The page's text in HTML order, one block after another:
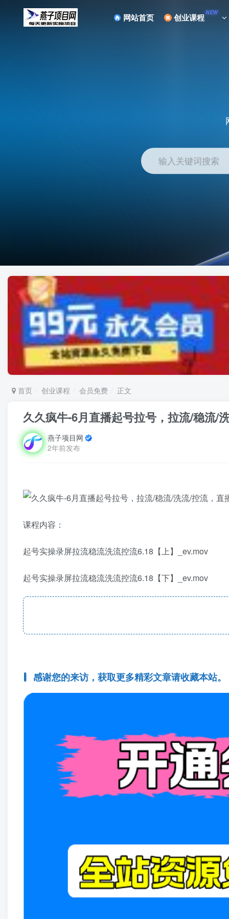
网站首页 创业课程NEW
输入关键词搜索
首页 创业课程 会员免费 正文
久久疯牛-6月直播起号拉号，拉流/稳流/
燕子项目网
2年前发布
课程内容：
起号实操录屏拉流稳流洗流控流6.18【上】_ev.mov
起号实操录屏拉流稳流洗流控流6.18【下】_ev.mov
感谢您的来访，获取更多精彩文章请收藏本站。